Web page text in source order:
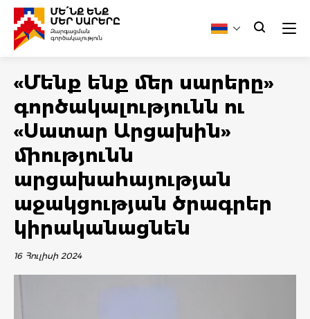
«Մենք ենք մեր սարերը»
գործակալությունն ու
«Սատար Արցախին»
միությունն
արցախահայության
աջակցության ծրագրեր
կիրականացնեն
16 Հուլիսի 2024